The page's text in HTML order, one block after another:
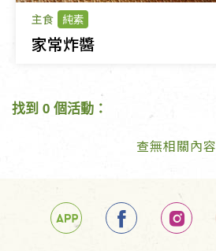
主食 純素
家常炸醬
找到 0 個活動：
查無相關內容